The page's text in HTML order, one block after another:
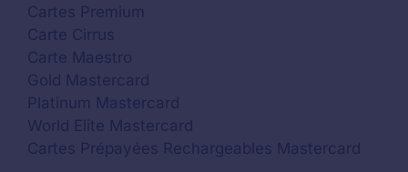
Cartes Premium
Carte Cirrus
Carte Maestro
Gold Mastercard
Platinum Mastercard
World Elite Mastercard
Cartes Prépayées Rechargeables Mastercard